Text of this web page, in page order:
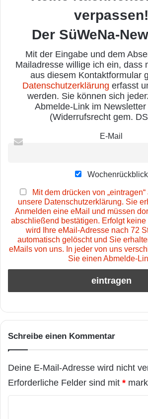
verpassen!
Der SüWeNa-
Mit der Eingabe und dem
Mailadresse willige ich ein, dass
aus diesem Kontaktformular
Datenschutzerklärung erfasst
werden. Sie können sich
Abmelde-Link im
(Widerrufsrecht gem.
E-Mail
Wochenrückblick
Mit dem drücken von
unsere Datenschutzerklärung. Sie
Anmelden eine eMail und müssen
abschließend bestätigen. Erfolgt
wird Ihre eMail-Adresse nach 72
automatisch gelöscht und Sie
eMails von uns. In jeder von uns
Sie einen Abmelde-
Schreibe einen Kommentar
Deine E-Mail-Adresse wird nicht
Erforderliche Felder sind mit *